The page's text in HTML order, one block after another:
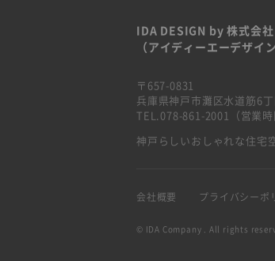
IDA DESIGN by 株式会
（アイディーエーデザイン
〒657-0831
兵庫県神戸市灘区水道筋6
TEL.078-861-2001（営業
神戸らしいおしゃれな住宅
会社概要 プライバシーポ
© IDA Company . All rights